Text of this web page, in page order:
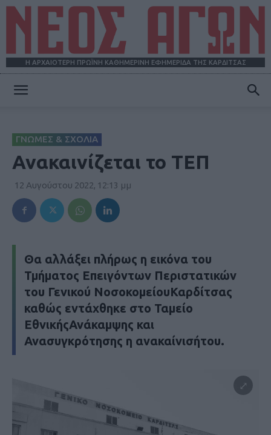
Η ΑΡΧΑΙΟΤΕΡΗ ΠΡΩΪΝΗ ΚΑΘΗΜΕΡΙΝΗ ΕΦΗΜΕΡΙΔΑ ΤΗΣ ΚΑΡΔΙΤΣΑΣ
ΓΝΩΜΕΣ & ΣΧΟΛΙΑ
Ανακαινίζεται το ΤΕΠ
12 Αυγούστου 2022, 12:13 μμ
Θα αλλάξει πλήρως η εικόνα του
Τμήματος Επειγόντων Περιστατικών
του Γενικού ΝοσοκομείουΚαρδίτσας
καθώς εντάχθηκε στο Ταμείο
ΕθνικήςΑνάκαμψης και
Ανασυγκρότησης η ανακαίνισήτου.